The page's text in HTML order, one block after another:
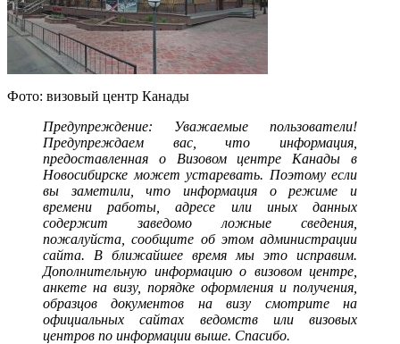
Фото: визовый центр Канады
Предупреждение: Уважаемые пользователи!
Предупреждаем вас, что информация,
предоставленная о Визовом центре Канады в
Новосибирске может устаревать. Поэтому если
вы заметили, что информация о режиме и
времени работы, адресе или иных данных
содержит заведомо ложные сведения,
пожалуйста, сообщите об этом администрации
сайта. В ближайшее время мы это исправим.
Дополнительную информацию о визовом центре,
анкете на визу, порядке оформления и получения,
образцов документов на визу смотрите на
официальных сайтах ведомств или визовых
центров по информации выше. Спасибо.